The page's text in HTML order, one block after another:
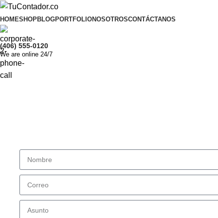
HOMESHOPBLOGPORTFOLIONOSOTROSCONTÁCTANOS
(406) 555-0120
We are online 24/7